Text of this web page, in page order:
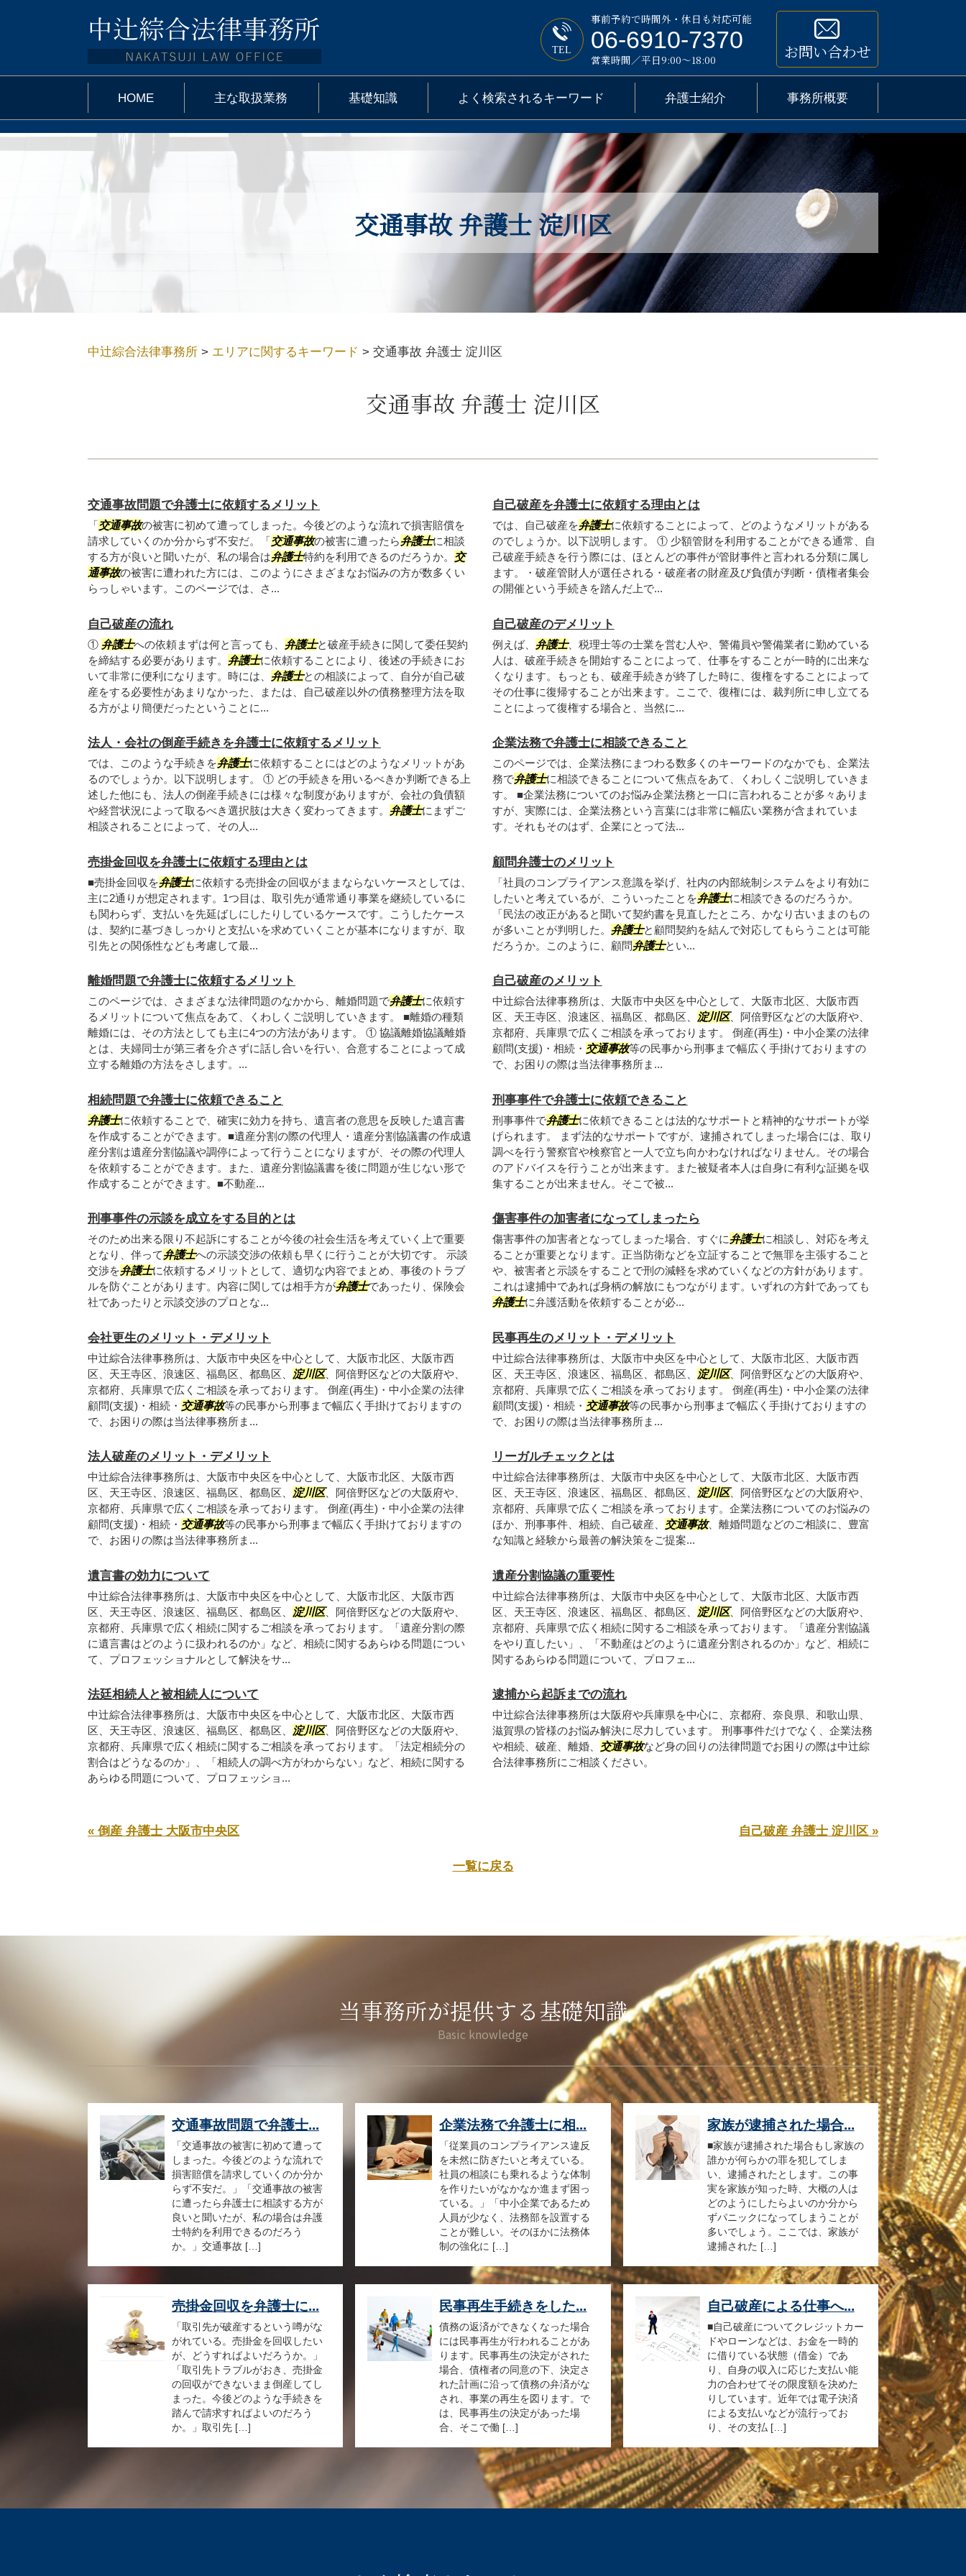
交通事故 弁護士 淀川区
TEL
事前予約で時間外・休日も対応可能
06-6910-7370
営業時間／平日9:00～18:00 お問い合わせ
HOME 主な取扱業務 基礎知識 よく検索されるキーワード 弁護士紹介 事務所概要
中辻綜合法律事務所 > エリアに関するキーワード > 交通事故 弁護士 淀川区
交通事故 弁護士 淀川区
交通事故問題で弁護士に依頼するメリット
「交通事故の被害に初めて遭ってしまった。今後どのような流れで損害賠償を
請求していくのか分からず不安だ。「交通事故の被害に遭ったら弁護士に相談
する方が良いと聞いたが、私の場合は弁護士特約を利用できるのだろうか。 交
通事故の被害に遭われた方には、このようにさまざまなお悩みの方が数多くい
らっしゃいます。このページでは、さ...
自己破産を弁護士に依頼する理由とは
では、自己破産を弁護士に依頼することによって、どのようなメリットがある
のでしょうか。以下説明します。 ① 少額管財を利用することができる通常、自
己破産手続きを行う際には、ほとんどの事件が管財事件と言われる分類に属し
ます。・破産管財人が選任される・破産者の財産及び負債が判断・債権者集会
の開催という手続きを踏んだ上で...
自己破産の流れ
① 弁護士への依頼まずは何と言っても、 弁護士と破産手続きに関して委任契約
を締結する必要があります。 弁護士に依頼することにより、後述の手続きにお
いて非常に便利になります。時には、 弁護士との相談によって、自分が自己破
産をする必要性があまりなかった、または、自己破産以外の債務整理方法を取
る方がより簡便だったということに...
自己破産のデメリット
例えば、 弁護士、税理士等の士業を営む人や、警備員や警備業者に勤めている
人は、破産手続きを開始することによって、仕事をすることが一時的に出来な
くなります。もっとも、破産手続きが終了した時に、復権をすることによって
その仕事に復帰することが出来ます。ここで、復権には、裁判所に申し立てる
ことによって復権する場合と、当然に...
法人・会社の倒産手続きを弁護士に依頼するメリット
では、このような手続きを弁護士に依頼することにはどのようなメリットがあ
るのでしょうか。以下説明します。 ① どの手続きを用いるべきか判断できる上
述した他にも、法人の倒産手続きには様々な制度がありますが、会社の負債額
や経営状況によって取るべき選択肢は大きく変わってきます。 弁護士にまずご
相談されることによって、その人...
企業法務で弁護士に相談できること
このページでは、企業法務にまつわる数多くのキーワードのなかでも、企業法
務で弁護士に相談できることについて焦点をあて、くわしくご説明していきま
す。 ■企業法務についてのお悩み企業法務と一口に言われることが多々ありま
すが、実際には、企業法務という言葉には非常に幅広い業務が含まれていま
す。それもそのはず、企業にとって法...
売掛金回収を弁護士に依頼する理由とは
■売掛金回収を弁護士に依頼する売掛金の回収がままならないケースとしては、
主に2通りが想定されます。1つ目は、取引先が通常通り事業を継続しているに
も関わらず、支払いを先延ばしにしたりしているケースです。こうしたケース
は、契約に基づきしっかりと支払いを求めていくことが基本になりますが、取
引先との関係性なども考慮して最...
顧問弁護士のメリット
「社員のコンプライアンス意識を挙げ、社内の内部統制システムをより有効に
したいと考えているが、こういったことを弁護士に相談できるのだろうか。
「民法の改正があると聞いて契約書を見直したところ、かなり古いままのもの
が多いことが判明した。 弁護士と顧問契約を結んで対応してもらうことは可能
だろうか。このように、顧問弁護士とい...
離婚問題で弁護士に依頼するメリット
このページでは、さまざまな法律問題のなかから、離婚問題で弁護士に依頼す
るメリットについて焦点をあて、くわしくご説明していきます。 ■離婚の種類
離婚には、その方法としても主に4つの方法があります。 ① 協議離婚協議離婚
とは、夫婦同士が第三者を介さずに話し合いを行い、合意することによって成
立する離婚の方法をさします。...
自己破産のメリット
中辻綜合法律事務所は、大阪市中央区を中心として、大阪市北区、大阪市西
区、天王寺区、浪速区、福島区、都島区、 淀川区、阿倍野区などの大阪府や、
京都府、兵庫県で広くご相談を承っております。 倒産(再生)・中小企業の法律
顧問(支援)・相続・ 交通事故等の民事から刑事まで幅広く手掛けておりますの
で、お困りの際は当法律事務所ま...
相続問題で弁護士に依頼できること
弁護士に依頼することで、確実に効力を持ち、遺言者の意思を反映した遺言書
を作成することができます。■遺産分割の際の代理人・遺産分割協議書の作成遺
産分割は遺産分割協議や調停によって行うことになりますが、その際の代理人
を依頼することができます。また、遺産分割協議書を後に問題が生じない形で
作成することができます。■不動産...
刑事事件で弁護士に依頼できること
刑事事件で弁護士に依頼できることは法的なサポートと精神的なサポートが挙
げられます。 まず法的なサポートですが、逮捕されてしまった場合には、取り
調べを行う警察官や検察官と一人で立ち向かわなければなりません。その場合
のアドバイスを行うことが出来ます。また被疑者本人は自身に有利な証拠を収
集することが出来ません。そこで被...
刑事事件の示談を成立をする目的とは
そのため出来る限り不起訴にすることが今後の社会生活を考えていく上で重要
となり、伴って弁護士への示談交渉の依頼も早くに行うことが大切です。 示談
交渉を弁護士に依頼するメリットとして、適切な内容でまとめ、事後のトラブ
ルを防ぐことがあります。内容に関しては相手方が弁護士であったり、保険会
社であったりと示談交渉のプロとな...
傷害事件の加害者になってしまったら
傷害事件の加害者となってしまった場合、すぐに弁護士に相談し、対応を考え
ることが重要となります。正当防衛などを立証することで無罪を主張すること
や、被害者と示談をすることで刑の減軽を求めていくなどの方針があります。
これは逮捕中であれば身柄の解放にもつながります。いずれの方針であっても
弁護士に弁護活動を依頼することが必...
会社更生のメリット・デメリット
中辻綜合法律事務所は、大阪市中央区を中心として、大阪市北区、大阪市西
区、天王寺区、浪速区、福島区、都島区、 淀川区、阿倍野区などの大阪府や、
京都府、兵庫県で広くご相談を承っております。 倒産(再生)・中小企業の法律
顧問(支援)・相続・ 交通事故等の民事から刑事まで幅広く手掛けておりますの
で、お困りの際は当法律事務所ま...
民事再生のメリット・デメリット
中辻綜合法律事務所は、大阪市中央区を中心として、大阪市北区、大阪市西
区、天王寺区、浪速区、福島区、都島区、 淀川区、阿倍野区などの大阪府や、
京都府、兵庫県で広くご相談を承っております。 倒産(再生)・中小企業の法律
顧問(支援)・相続・ 交通事故等の民事から刑事まで幅広く手掛けておりますの
で、お困りの際は当法律事務所ま...
法人破産のメリット・デメリット
中辻綜合法律事務所は、大阪市中央区を中心として、大阪市北区、大阪市西
区、天王寺区、浪速区、福島区、都島区、 淀川区、阿倍野区などの大阪府や、
京都府、兵庫県で広くご相談を承っております。 倒産(再生)・中小企業の法律
顧問(支援)・相続・ 交通事故等の民事から刑事まで幅広く手掛けておりますの
で、お困りの際は当法律事務所ま...
リーガルチェックとは
中辻綜合法律事務所は、大阪市中央区を中心として、大阪市北区、大阪市西
区、天王寺区、浪速区、福島区、都島区、 淀川区、阿倍野区などの大阪府や、
京都府、兵庫県で広くご相談を承っております。企業法務についてのお悩みの
ほか、刑事事件、相続、自己破産、 交通事故、離婚問題などのご相談に、豊富
な知識と経験から最善の解決策をご提案...
遺言書の効力について
中辻綜合法律事務所は、大阪市中央区を中心として、大阪市北区、大阪市西
区、天王寺区、浪速区、福島区、都島区、 淀川区、阿倍野区などの大阪府や、
京都府、兵庫県で広く相続に関するご相談を承っております。「遺産分割の際
に遺言書はどのように扱われるのか」など、相続に関するあらゆる問題につい
て、プロフェッショナルとして解決をサ...
遺産分割協議の重要性
中辻綜合法律事務所は、大阪市中央区を中心として、大阪市北区、大阪市西
区、天王寺区、浪速区、福島区、都島区、 淀川区、阿倍野区などの大阪府や、
京都府、兵庫県で広く相続に関するご相談を承っております。「遺産分割協議
をやり直したい」、「不動産はどのように遺産分割されるのか」など、相続に
関するあらゆる問題について、プロフェ...
法廷相続人と被相続人について
中辻綜合法律事務所は、大阪市中央区を中心として、大阪市北区、大阪市西
区、天王寺区、浪速区、福島区、都島区、 淀川区、阿倍野区などの大阪府や、
京都府、兵庫県で広く相続に関するご相談を承っております。「法定相続分の
割合はどうなるのか」、「相続人の調べ方がわからない」など、相続に関する
あらゆる問題について、プロフェッショ...
逮捕から起訴までの流れ
中辻綜合法律事務所は大阪府や兵庫県を中心に、京都府、奈良県、和歌山県、
滋賀県の皆様のお悩み解決に尽力しています。 刑事事件だけでなく、企業法務
や相続、破産、離婚、 交通事故など身の回りの法律問題でお困りの際は中辻綜
合法律事務所にご相談ください。
« 倒産 弁護士 大阪市中央区 自己破産 弁護士 淀川区 »
一覧に戻る
当事務所が提供する基礎知識
交通事故問題で弁護士...
「交通事故の被害に初めて遭って
しまった。今後どのような流れで
損害賠償を請求していくのか分か
らず不安だ。」「交通事故の被害
に遭ったら弁護士に相談する方が
良いと聞いたが、私の場合は弁護
士特約を利用できるのだろう
か。」交通事故 […]
企業法務で弁護士に相...
「従業員のコンプライアンス違反
を未然に防ぎたいと考えている。
社員の相談にも乗れるような体制
を作りたいがなかなか進まず困っ
ている。」「中小企業であるため
人員が少なく、法務部を設置する
ことが難しい。そのほかに法務体
制の強化に […]
家族が逮捕された場合...
■家族が逮捕された場合もし家族の
誰かが何らかの罪を犯してしま
い、逮捕されたとします。この事
実を家族が知った時、大概の人は
どのようにしたらよいのか分から
ずパニックになってしまうことが
多いでしょう。ここでは、家族が
逮捕された […]
売掛金回収を弁護士に...
「取引先が破産するという噂がな
がれている。売掛金を回収したい
が、どうすればよいだろうか。」
「取引先トラブルがおき、売掛金
の回収ができないまま倒産してし
まった。今後どのような手続きを
踏んで請求すればよいのだろう
か。」取引先 […]
民事再生手続きをした...
債務の返済ができなくなった場合
には民事再生が行われることがあ
ります。民事再生の決定がされた
場合、債権者の同意の下、決定さ
れた計画に沿って債務の弁済がな
され、事業の再生を図ります。で
は、民事再生の決定があった場
合、そこで働 […]
自己破産による仕事へ...
■自己破産についてクレジットカー
ドやローンなどは、お金を一時的
に借りている状態（借金）であ
り、自身の収入に応じた支払い能
力の合わせてその限度額を決めた
りしています。近年では電子決済
による支払いなどが流行ってお
り、その支払 […]